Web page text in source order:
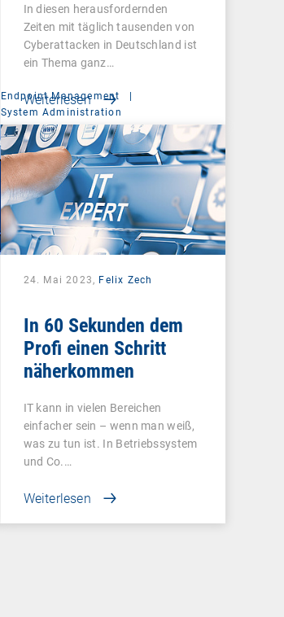
In diesen herausfordernden
Zeiten mit täglich tausenden von
Cyberattacken in Deutschland ist
ein Thema ganz…
Weiterlesen
Endpoint Management
|
System Administration
24. Mai 2023, Felix Zech
In 60 Sekunden dem
Profi einen Schritt
näherkommen
IT kann in vielen Bereichen
einfacher sein – wenn man weiß,
was zu tun ist. In Betriebssystem
und Co.…
Weiterlesen